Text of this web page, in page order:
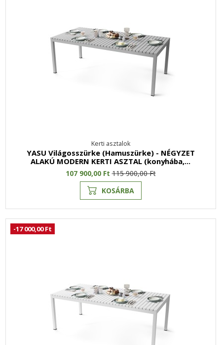
Kerti asztalok
YASU Világosszürke (Hamuszürke) - NÉGYZET
ALAKÚ MODERN KERTI ASZTAL (konyhába,...
107 900,00 Ft115 900,00 Ft
KOSÁRBA
-17 000,00 Ft